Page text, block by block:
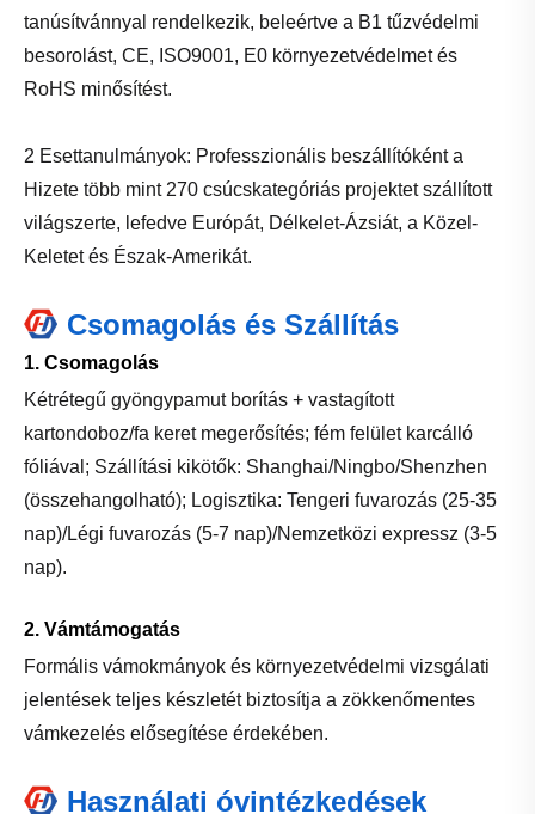
tanúsítvánnyal rendelkezik, beleértve a B1 tűzvédelmi
besorolást, CE, ISO9001, E0 környezetvédelmet és
RoHS minősítést.
2 Esettanulmányok: Professzionális beszállítóként a
Hizete több mint 270 csúcskategóriás projektet szállított
világszerte, lefedve Európát, Délkelet-Ázsiát, a Közel-
Keletet és Észak-Amerikát.
Csomagolás és Szállítás
1. Csomagolás
Kétrétegű gyöngypamut borítás + vastagított
kartondoboz/fa keret megerősítés; fém felület karcálló
fóliával; Szállítási kikötők: Shanghai/Ningbo/Shenzhen
(összehangolható); Logisztika: Tengeri fuvarozás (25-35
nap)/Légi fuvarozás (5-7 nap)/Nemzetközi expressz (3-5
nap).
2. Vámtámogatás
Formális vámokmányok és környezetvédelmi vizsgálati
jelentések teljes készletét biztosítja a zökkenőmentes
vámkezelés elősegítése érdekében.
Használati óvintézkedések